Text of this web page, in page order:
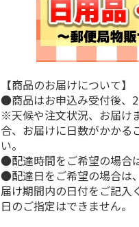
【商品のお届けについて】
●商品はお申込み受付後、2
※天候や注文状況、お届け
合、お届けに日数がかかる
い。
●配達時間をご希望の場合
●配達日をご希望の場合は
届け期間内の日付をご記入
日のご指定はできません。